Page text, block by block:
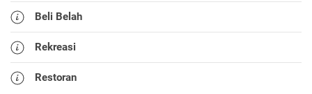
Beli Belah
Rekreasi
Restoran